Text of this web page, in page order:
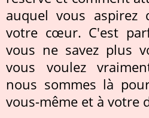
auquel vous aspirez
votre cœur. C'est
vous ne savez plus
vous voulez
nous sommes là
vous-même et à votre